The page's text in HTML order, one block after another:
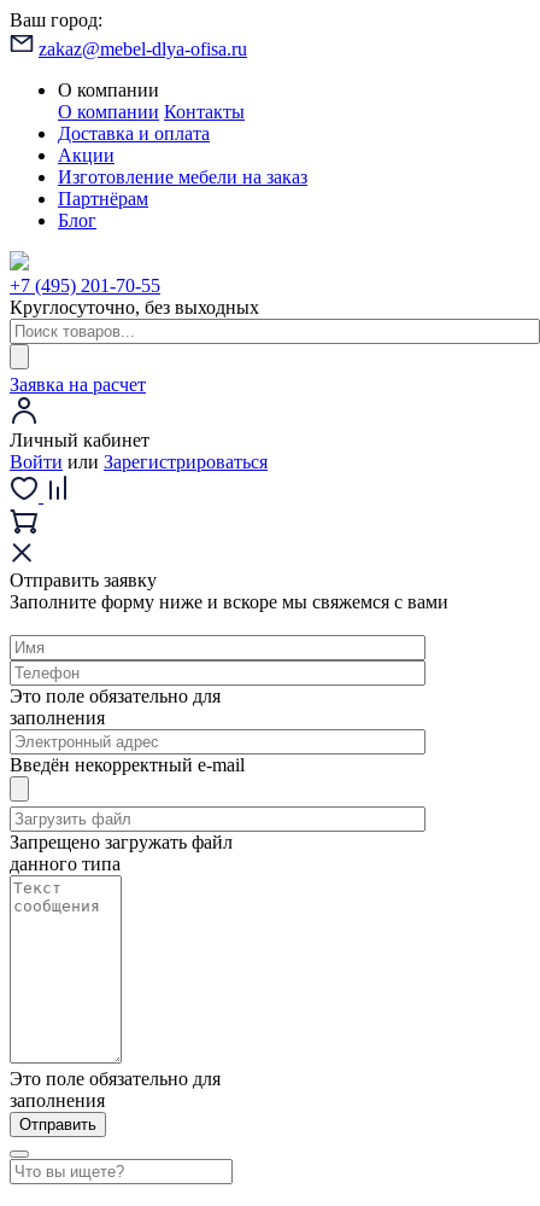
Ваш город:
zakaz@mebel-dlya-ofisa.ru
О компании
О компании Контакты
Доставка и оплата
Акции
Изготовление мебели на заказ
Партнёрам
Блог
+7 (495) 201-70-55
Круглосуточно, без выходных
Заявка на расчет
Личный кабинет
Войти или Зарегистрироваться
Отправить заявку
Заполните форму ниже и вскоре мы свяжемся с вами
Это поле обязательно для
заполнения
Введён некорректный e-mail
Запрещено загружать файл
данного типа
Это поле обязательно для
заполнения